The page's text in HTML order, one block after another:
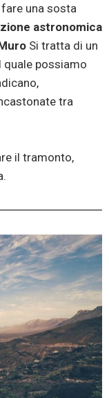
una sosta
astronomica
Si tratta di un
possiamo
tra
il tramonto,